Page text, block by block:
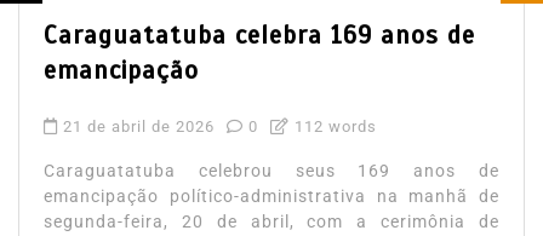
Caraguatatuba celebra 169 anos de
emancipação
21 de abril de 2026 0 112 words
Caraguatatuba celebrou seus 169 anos de
emancipação político-administrativa na manhã de
segunda-feira, 20 de abril, com a cerimônia de